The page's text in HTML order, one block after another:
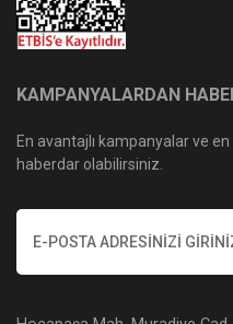
KAMPANYALARDAN
En avantajlı kampanyalar ve
haberdar olabilirsiniz.